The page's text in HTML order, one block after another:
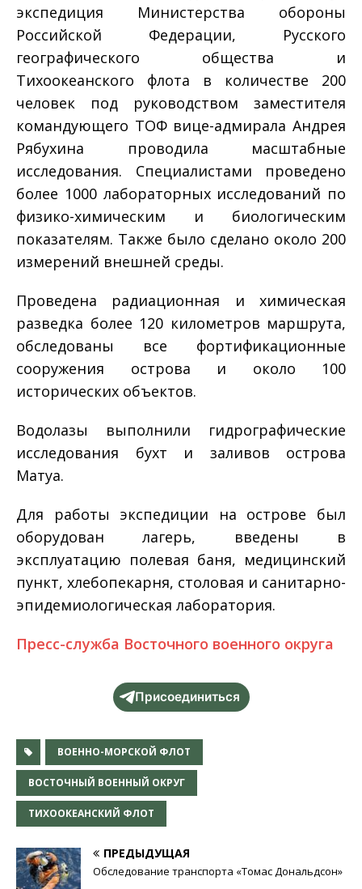
экспедиция Министерства обороны
Российской Федерации, Русского
географического общества и
Тихоокеанского флота в количестве 200
человек под руководством заместителя
командующего ТОФ вице-адмирала Андрея
Рябухина проводила масштабные
исследования. Специалистами проведено
более 1000 лабораторных исследований по
физико-химическим и биологическим
показателям. Также было сделано около 200
измерений внешней среды.
Проведена радиационная и химическая
разведка более 120 километров маршрута,
обследованы все фортификационные
сооружения острова и около 100
исторических объектов.
Водолазы выполнили гидрографические
исследования бухт и заливов острова
Матуа.
Для работы экспедиции на острове был
оборудован лагерь, введены в
эксплуатацию полевая баня, медицинский
пункт, хлебопекарня, столовая и санитарно-
эпидемиологическая лаборатория.
Пресс-служба Восточного военного округа
Присоединиться
ВОЕННО-МОРСКОЙ ФЛОТ
ВОСТОЧНЫЙ ВОЕННЫЙ ОКРУГ
ТИХООКЕАНСКИЙ ФЛОТ
ПРЕДЫДУЩАЯ
Обследование транспорта «Томас Дональдсон»